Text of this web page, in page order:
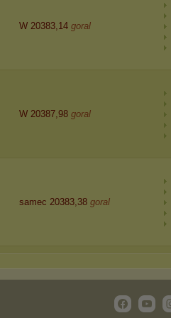
W 20383,14 goral
W 20387,98 goral
samec 20383,38 goral